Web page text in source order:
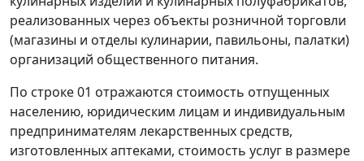
реализованных через объекты розничной торговли
(магазины и отделы кулинарии, павильоны, палатки)
организаций общественного питания.
По строке 01 отражаются стоимость отпущенных
населению, юридическим лицам и индивидуальным
предпринимателям лекарственных средств,
изготовленных аптеками, стоимость услуг в размере